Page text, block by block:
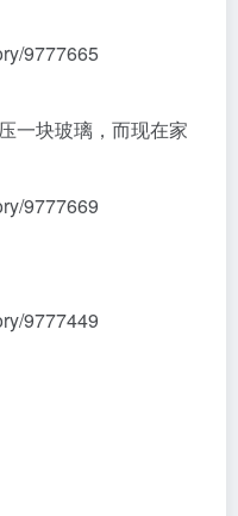
9777665
一块玻璃，而现在家
9777669
9777449